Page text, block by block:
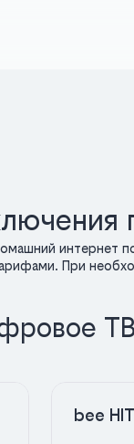
интернет
При
bee